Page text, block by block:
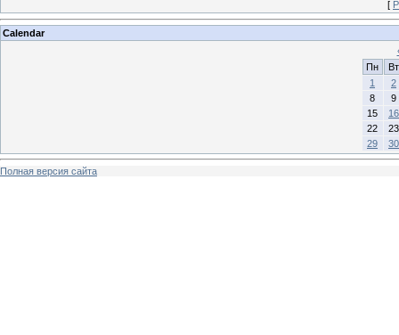
[
Calendar
Пн
Вт
1
2
8
9
15
16
22
23
29
30
Полная версия сайта